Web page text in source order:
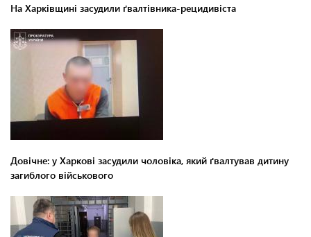
На Харківщині засудили ґвалтівника-рецидивіста
Довічне: у Харкові засудили чоловіка, який ґвалтував дитину
загиблого військового